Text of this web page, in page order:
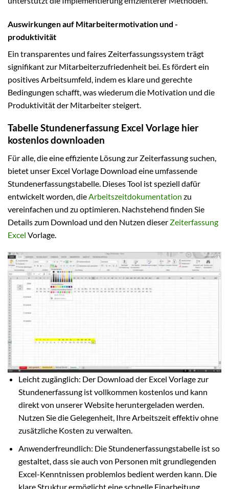
Auswirkungen auf Mitarbeitermotivation und -
produktivität
Ein transparentes und faires Zeiterfassungssystem trägt
signifikant zur Mitarbeiterzufriedenheit bei. Es fördert ein
positives Arbeitsumfeld, indem es klare und gerechte
Bedingungen schafft, was wiederum die Motivation und die
Produktivität der Mitarbeiter steigert.
Tabelle Stundenerfassung Excel Vorlage hier
kostenlos downloaden
Für alle, die eine effiziente Lösung zur Zeiterfassung suchen,
bietet unser Excel Vorlage Download eine umfassende
Stundenerfassungstabelle. Dieses Tool ist speziell dafür
entwickelt worden, dieArbeitszeitdokumentation zu
vereinfachen und zu optimieren. Nachstehend finden Sie
Details zum Download und den Nutzen dieser Zeiterfassung
Excel Vorlage.
Leicht zugänglich: Der Download der Excel Vorlage zur
Stundenerfassung ist vollkommen kostenlos und kann
direkt von unserer Website heruntergeladen werden.
Nutzen Sie die Gelegenheit, Ihre Arbeitszeit effektiv ohne
zusätzliche Kosten zu verwalten.
Anwenderfreundlich: Die Stundenerfassungstabelle ist so
gestaltet, dass sie auch von Personen mit grundlegenden
Excel-Kenntnissen problemlos bedient werden kann. Die
klare Struktur ermöglicht eine schnelle Einarbeitung.